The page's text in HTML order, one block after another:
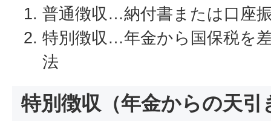
普通徴収…納付書または口座
特別徴収…年金から国保税を
法
特別徴収（年金からの天引